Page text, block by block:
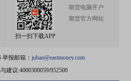
扫一扫下载APP
期货电脑开户
期货官方网站
报邮箱： jubao@eastmoney.com
建议:4000300059/952500